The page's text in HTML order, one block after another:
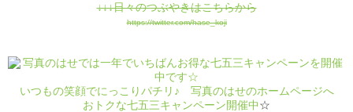
↓↓↓日々のつぶやきはこちらから
https://twitter.com/hase_koji
いつもの笑顔でにっこりパチリ♪ 写真のはせのホームページへ
おトクな七五三キャンペーン開催中☆